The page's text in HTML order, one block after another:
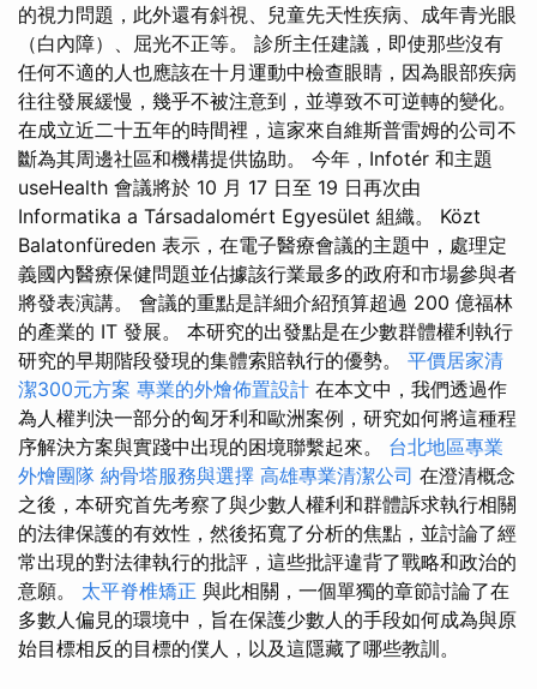
的視力問題，此外還有斜視、兒童先天性疾病、成年青光眼
（白內障）、屈光不正等。 診所主任建議，即使那些沒有
任何不適的人也應該在十月運動中檢查眼睛，因為眼部疾病
往往發展緩慢，幾乎不被注意到，並導致不可逆轉的變化。
在成立近二十五年的時間裡，這家來自維斯普雷姆的公司不
斷為其周邊社區和機構提供協助。 今年，Infotér 和主題
useHealth 會議將於 10 月 17 日至 19 日再次由
Informatika a Társadalomért Egyesület 組織。 Közt
Balatonfüreden 表示，在電子醫療會議的主題中，處理定
義國內醫療保健問題並佔據該行業最多的政府和市場參與者
將發表演講。 會議的重點是詳細介紹預算超過 200 億福林
的產業的 IT 發展。 本研究的出發點是在少數群體權利執行
研究的早期階段發現的集體索賠執行的優勢。 平價居家清
潔300元方案 專業的外燴佈置設計 在本文中，我們透過作
為人權判決一部分的匈牙利和歐洲案例，研究如何將這種程
序解決方案與實踐中出現的困境聯繫起來。 台北地區專業
外燴團隊 納骨塔服務與選擇 高雄專業清潔公司 在澄清概念
之後，本研究首先考察了與少數人權利和群體訴求執行相關
的法律保護的有效性，然後拓寬了分析的焦點，並討論了經
常出現的對法律執行的批評，這些批評違背了戰略和政治的
意願。 太平脊椎矯正 與此相關，一個單獨的章節討論了在
多數人偏見的環境中，旨在保護少數人的手段如何成為與原
始目標相反的目標的僕人，以及這隱藏了哪些教訓。